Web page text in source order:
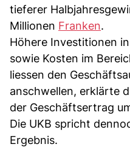
tieferer
Millionen Franken.
Höhere Investitionen
sowie Kosten im
liessen den
anschwellen, erklärte
der Geschäftsertrag
Die UKB spricht
Ergebnis.